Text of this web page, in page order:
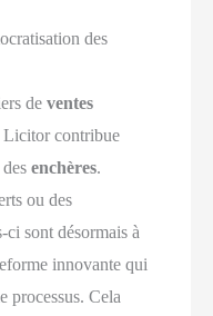
des
deventes
Licitor contribue
desenchères.
ou des
ci sont désormais à
innovante qui
processus. Cela